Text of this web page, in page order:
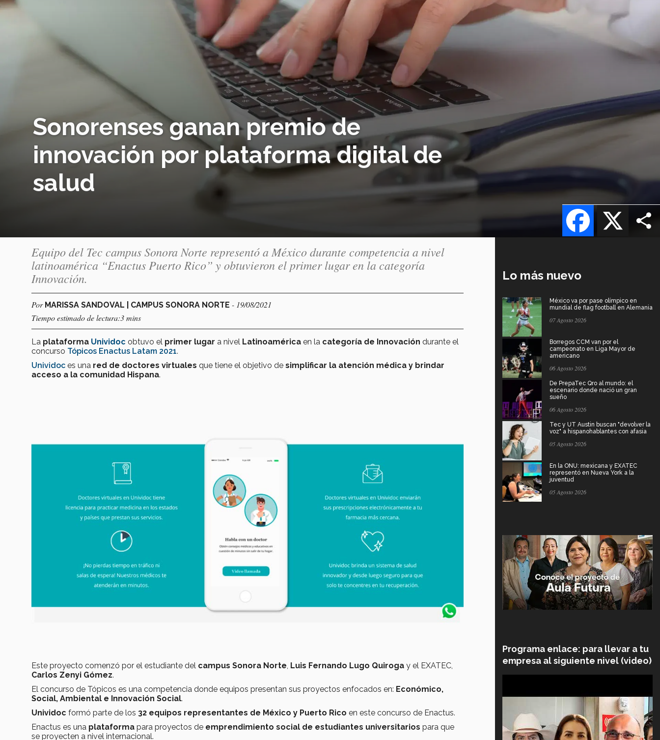
Sonorenses ganan premio de
innovación por plataforma digital de
salud
X
Facebook
Equipo del Tec campus Sonora Norte representó a México durante competencia a nivel
latinoamérica “Enactus Puerto Rico” y obtuvieron el primer lugar en la categoría
Innovación.
Por MARISSA SANDOVAL | CAMPUS SONORA NORTE - 19/08/2021
Tiempo estimado de lectura:3 mins
La plataforma Unividoc obtuvo el primer lugar a nivel Latinoamérica en la categoría de Innovación durante el
concurso Tópicos Enactus Latam 2021.
Unividoc es una red de doctores virtuales que tiene el objetivo de simplificar la atención médica y brindar
acceso a la comunidad Hispana.
Este proyecto comenzó por el estudiante del campus Sonora Norte, Luis Fernando Lugo Quiroga y el EXATEC,
Carlos Zenyi Gómez.
El concurso de Tópicos es una competencia donde equipos presentan sus proyectos enfocados en: Económico,
Social, Ambiental e Innovación Social.
Unividoc formó parte de los 32 equipos representantes de México y Puerto Rico en este concurso de Enactus.
Enactus es una plataforma para proyectos de emprendimiento social de estudiantes universitarios para que
se proyecten a nivel internacional.
Lo más nuevo
México va por pase olímpico en
mundial de flag football en Alemania
07 Agosto 2026
Borregos CCM van por el
campeonato en Liga Mayor de
americano
06 Agosto 2026
De PrepaTec Qro al mundo: el
escenario donde nació un gran
sueño
06 Agosto 2026
Tec y UT Austin buscan "devolver la
voz" a hispanohablantes con afasia
05 Agosto 2026
En la ONU: mexicana y EXATEC
representó en Nueva York a la
juventud
05 Agosto 2026
Programa enlace: para llevar a tu
empresa al siguiente nivel (video)